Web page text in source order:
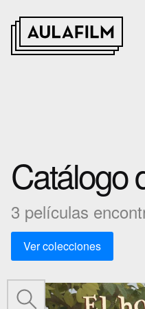
Catálogo
3 películas
Ver colecciones